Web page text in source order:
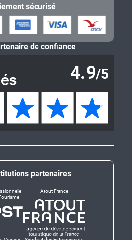
partenaires
Atout France
sécurisé
de confiance